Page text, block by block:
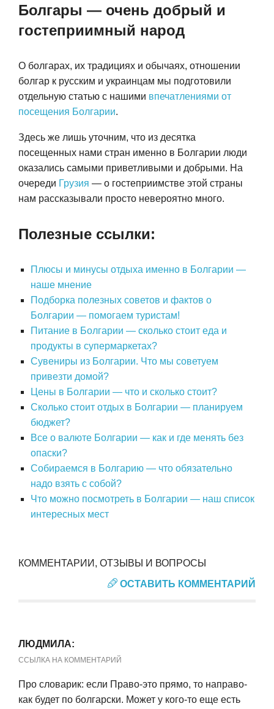
Болгары — очень добрый и
гостеприимный народ
О болгарах, их традициях и обычаях, отношении
болгар к русским и украинцам мы подготовили
отдельную статью с нашими впечатлениями от
посещения Болгарии.
Здесь же лишь уточним, что из десятка
посещенных нами стран именно в Болгарии люди
оказались самыми приветливыми и добрыми. На
очереди Грузия — о гостеприимстве этой страны
нам рассказывали просто невероятно много.
Полезные ссылки:
Плюсы и минусы отдыха именно в Болгарии —
наше мнение
Подборка полезных советов и фактов о
Болгарии — помогаем туристам!
Питание в Болгарии — сколько стоит еда и
продукты в супермаркетах?
Сувениры из Болгарии. Что мы советуем
привезти домой?
Цены в Болгарии — что и сколько стоит?
Сколько стоит отдых в Болгарии — планируем
бюджет?
Все о валюте Болгарии — как и где менять без
опаски?
Собираемся в Болгарию — что обязательно
надо взять с собой?
Что можно посмотреть в Болгарии — наш список
интересных мест
КОММЕНТАРИИ, ОТЗЫВЫ И ВОПРОСЫ
ОСТАВИТЬ КОММЕНТАРИЙ
ЛЮДМИЛА:
ССЫЛКА НА КОММЕНТАРИЙ
Про словарик: если Право-это прямо, то направо-
как будет по болгарски. Может у кого-то еще есть